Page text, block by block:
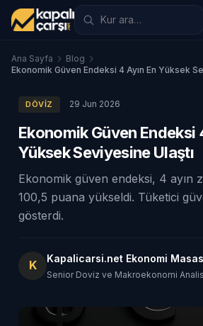
Ana Sayfa
Blog
Ekonomik Güven Endeksi 4 Ayın En Yüksek
DÖVIZ 29 Jun 2026
Ekonomik Güven Endeksi
Yüksek Seviyesine Ulaştı
Ekonomik güven endeksi, 4 ayın
100,5 puana yükseldi. Tüketici
gösterdi.
K Kapalicarsi.net Ekonomi
Senior Doviz ve Makroekonomi